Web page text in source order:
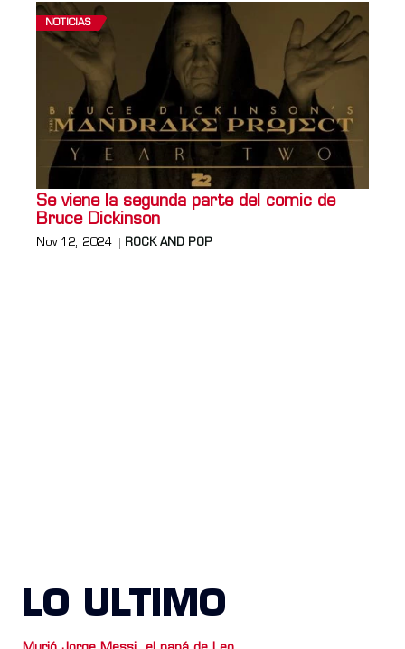
NOTICIAS
Se viene la segunda parte del comic de
Bruce Dickinson
Nov 12, 2024 ROCK AND POP
LO ULTIMO